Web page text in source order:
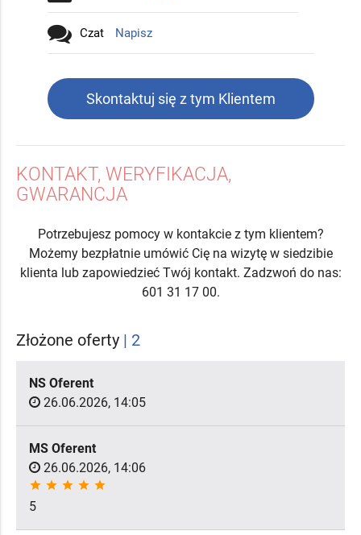
Czat Napisz
Skontaktuj się z tym Klientem
KONTAKT, WERYFIKACJA,
GWARANCJA
Potrzebujesz pomocy w kontakcie z tym klientem?
Możemy bezpłatnie umówić Cię na wizytę w siedzibie
klienta lub zapowiedzieć Twój kontakt. Zadzwoń do nas:
601 31 17 00.
Złożone oferty | 2
NS Oferent
26.06.2026, 14:05
MS Oferent
26.06.2026, 14:06
star star star star star
5